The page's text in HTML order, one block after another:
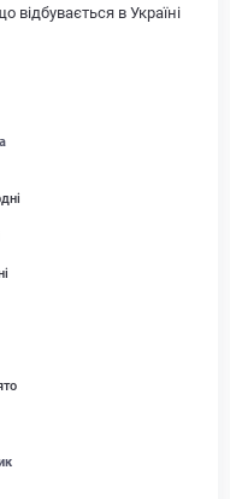
відбувається в Україні